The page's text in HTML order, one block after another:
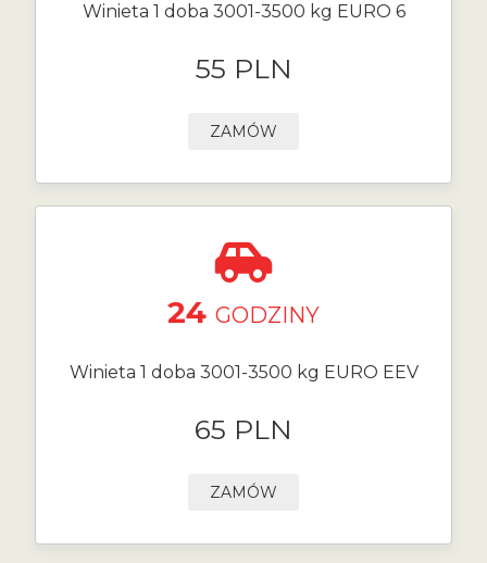
Winieta 1 doba 3001-3500 kg EURO 6
55 PLN
ZAMÓW
24 GODZINY
Winieta 1 doba 3001-3500 kg EURO EEV
65 PLN
ZAMÓW